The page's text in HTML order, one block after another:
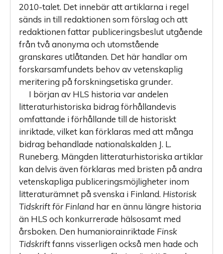
2010-talet. Det innebär att artiklarna i regel
sänds in till redaktionen som förslag och att
redaktionen fattar publiceringsbeslut utgående
från två anonyma och utomstående
granskares utlåtanden. Det här handlar om
forskarsamfundets behov av vetenskaplig
meritering på forskningsetiska grunder.
I början av HLS historia var andelen
litteraturhistoriska bidrag förhållandevis
omfattande i förhållande till de historiskt
inriktade, vilket kan förklaras med att många
bidrag behandlade nationalskalden J. L.
Runeberg. Mängden litteraturhistoriska artiklar
kan delvis även förklaras med bristen på andra
vetenskapliga publiceringsmöjligheter inom
litteraturämnet på svenska i Finland. Historisk
Tidskrift för Finland har en ännu längre historia
än HLS och konkurrerade hälsosamt med
årsboken. Den humaniorainriktade Finsk
Tidskriftfanns visserligen också men hade och